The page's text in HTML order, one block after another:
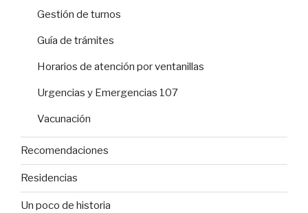
Gestión de turnos
Guía de trámites
Horarios de atención por ventanillas
Urgencias y Emergencias 107
Vacunación
Recomendaciones
Residencias
Un poco de historia